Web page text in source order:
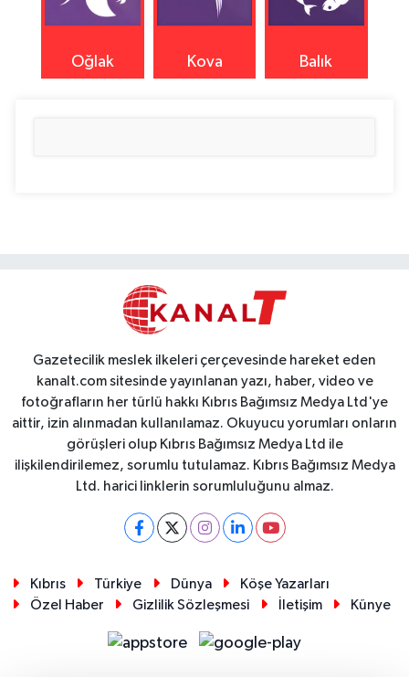
Oğlak Kova Balık
Gazetecilik meslek ilkeleri çerçevesinde hareket eden
kanalt.com sitesinde yayınlanan yazı, haber, video ve
fotoğrafların her türlü hakkı Kıbrıs Bağımsız Medya Ltd'ye
aittir, izin alınmadan kullanılamaz. Okuyucu yorumları onların
görüşleri olup Kıbrıs Bağımsız Medya Ltd ile
ilişkilendirilemez, sorumlu tutulamaz. Kıbrıs Bağımsız Medya
Ltd. harici linklerin sorumluluğunu almaz.
Kıbrıs Türkiye Dünya
Köşe Yazarları
Özel Haber
Gizlilik Sözleşmesi İletişim Künye